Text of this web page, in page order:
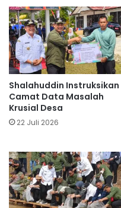
Shalahuddin Instruksikan
Camat Data Masalah
Krusial Desa
22 Juli 2026